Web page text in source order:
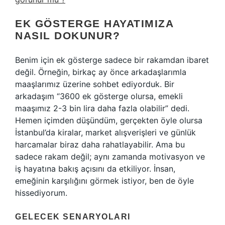
EK GÖSTERGE HAYATIMIZA
NASIL DOKUNUR?
Benim için ek gösterge sadece bir rakamdan ibaret
değil. Örneğin, birkaç ay önce arkadaşlarımla
maaşlarımız üzerine sohbet ediyorduk. Bir
arkadaşım “3600 ek gösterge olursa, emekli
maaşımız 2-3 bin lira daha fazla olabilir” dedi.
Hemen içimden düşündüm, gerçekten öyle olursa
İstanbul’da kiralar, market alışverişleri ve günlük
harcamalar biraz daha rahatlayabilir. Ama bu
sadece rakam değil; aynı zamanda motivasyon ve
iş hayatına bakış açısını da etkiliyor. İnsan,
emeğinin karşılığını görmek istiyor, ben de öyle
hissediyorum.
GELECEK SENARYOLARI